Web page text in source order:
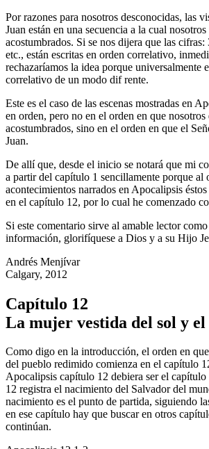
Por razones para nosotros desconocidas, las
Juan están en una secuencia a la cual nosotros
acostumbrados. Si se nos dijera que las
etc., están escritas en orden correlativo,
rechazaríamos la idea porque universalmente
correlativo de un modo dif rente.
Este es el caso de las escenas mostradas en
en orden, pero no en el orden en que nosotros
acostumbrados, sino en el orden en que el
Juan.
De allí que, desde el inicio se notará que mi
a partir del capítulo 1 sencillamente porque al
acontecimientos narrados en Apocalipsis
en el capítulo 12, por lo cual he comenzado
Si este comentario sirve al amable lector
información, glorifíquese a Dios y a su Hijo
Andrés Menjívar
Calgary, 2012
Capítulo 12
La mujer vestida del sol y
Como digo en la introducción, el orden en
del pueblo redimido comienza en el capítulo
Apocalipsis capítulo 12 debiera ser el
12 registra el nacimiento del Salvador del
nacimiento es el punto de partida, siguiendo
en ese capítulo hay que buscar en otros
continúan.